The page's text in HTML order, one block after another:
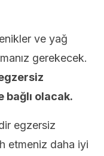
ve yağ
gerekecek.
bağlı olacak.
egzersiz
etmeniz daha iyi